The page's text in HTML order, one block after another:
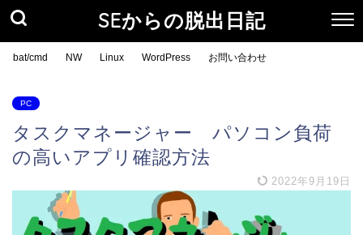
SEからの脱出日記
bat/cmd NW Linux WordPress お問い合わせ
PC
タスクマネージャー パソコン負荷
の高いアプリ確認方法
2022年9月19日